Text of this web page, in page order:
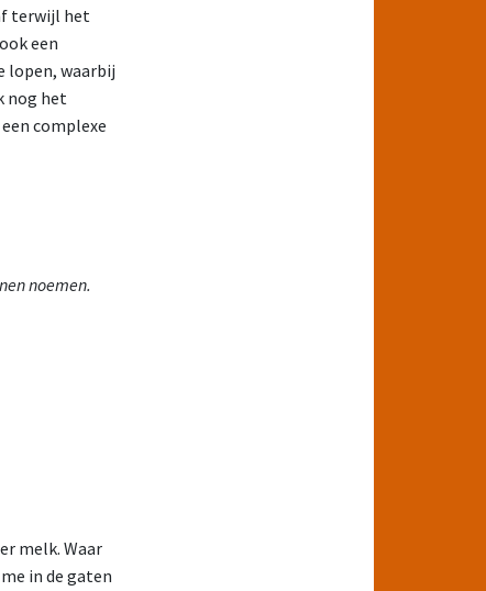
terwijl het
een
lopen, waarbij
nog het
complexe
noemen.
melk. Waar
in de gaten